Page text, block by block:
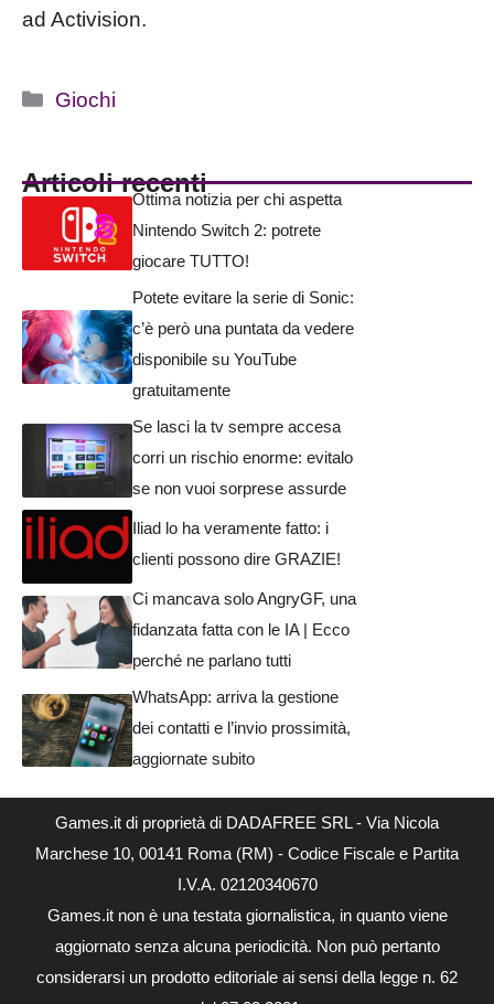
ad Activision.
Categorie
Giochi
Articoli recenti
Ottima notizia per chi aspetta
Nintendo Switch 2: potrete
giocare TUTTO!
Potete evitare la serie di Sonic:
c’è però una puntata da vedere
disponibile su YouTube
gratuitamente
Se lasci la tv sempre accesa
corri un rischio enorme: evitalo
se non vuoi sorprese assurde
Iliad lo ha veramente fatto: i
clienti possono dire GRAZIE!
Ci mancava solo AngryGF, una
fidanzata fatta con le IA | Ecco
perché ne parlano tutti
WhatsApp: arriva la gestione
dei contatti e l’invio prossimità,
aggiornate subito
Games.it di proprietà di DADAFREE SRL - Via Nicola
Marchese 10, 00141 Roma (RM) - Codice Fiscale e Partita
I.V.A. 02120340670
Games.it non è una testata giornalistica, in quanto viene
aggiornato senza alcuna periodicità. Non può pertanto
considerarsi un prodotto editoriale ai sensi della legge n. 62